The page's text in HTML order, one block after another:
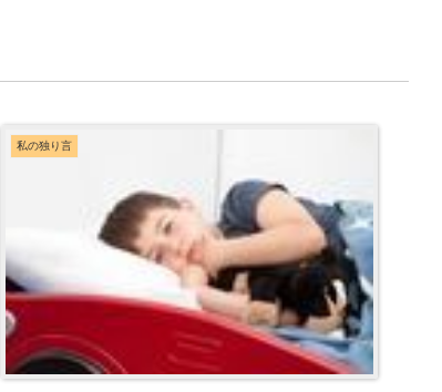
私の独り言